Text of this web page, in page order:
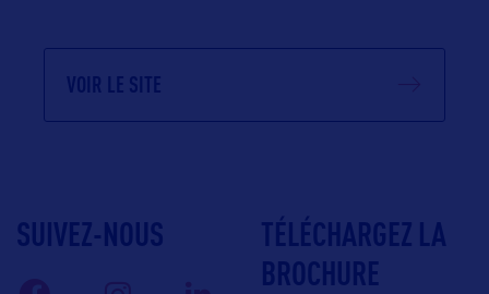
VOIR LE SITE
SUIVEZ-NOUS
TÉLÉCHARGEZ LA
BROCHURE